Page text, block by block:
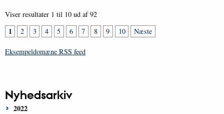
Viser resultater 1 til 10 ud af 92
1 2 3 4 5 6 7 8 9 10 Næste
Eksempeldomæne RSS feed
Nyhedsarkiv
2022